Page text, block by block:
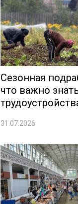
Сезонная
что важно
31.07.2026